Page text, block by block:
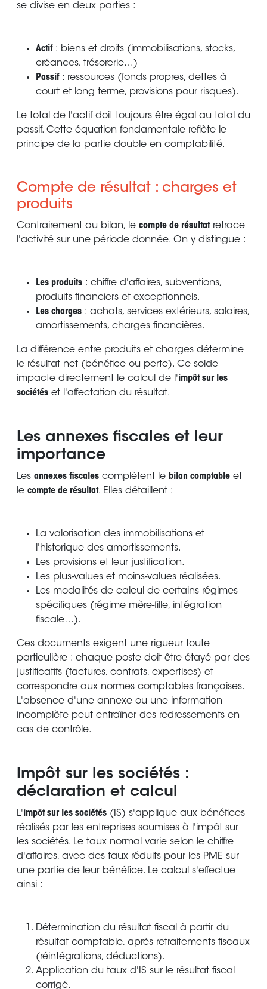
se divise en deux parties :
Actif: biens et droits (immobilisations, stocks,
créances, trésorerie…)
Passif: ressources (fonds propres, dettes à
court et long terme, provisions pour risques).
Le total de l'actif doit toujours être égal au total du
passif. Cette équation fondamentale reflète le
principe de la partie double en comptabilité.
Compte de résultat : charges et
produits
Contrairement au bilan, le compte de résultatretrace
l'activité sur une période donnée. On y distingue :
Les produits : chiffre d'affaires, subventions,
produits financiers et exceptionnels.
Les charges : achats, services extérieurs, salaires,
amortissements, charges financières.
La différence entre produits et charges détermine
le résultat net (bénéfice ou perte). Ce solde
impacte directement le calcul de l'impôt sur les
sociétés et l'affectation du résultat.
Les annexes fiscales et leur
importance
Les annexes fiscales complètent le bilan comptable et
le compte de résultat. Elles détaillent :
La valorisation des immobilisations et
l'historique des amortissements.
Les provisions et leur justification.
Les plus-values et moins-values réalisées.
Les modalités de calcul de certains régimes
spécifiques (régime mère-fille, intégration
fiscale…).
Ces documents exigent une rigueur toute
particulière : chaque poste doit être étayé par des
justificatifs (factures, contrats, expertises) et
correspondre aux normes comptables françaises.
L'absence d'une annexe ou une information
incomplète peut entraîner des redressements en
cas de contrôle.
Impôt sur les sociétés :
déclaration et calcul
L'impôt sur les sociétés (IS) s'applique aux bénéfices
réalisés par les entreprises soumises à l'impôt sur
les sociétés. Le taux normal varie selon le chiffre
d'affaires, avec des taux réduits pour les PME sur
une partie de leur bénéfice. Le calcul s'effectue
ainsi :
Détermination du résultat fiscal à partir du
résultat comptable, après retraitements fiscaux
(réintégrations, déductions).
Application du taux d'IS sur le résultat fiscal
corrigé.